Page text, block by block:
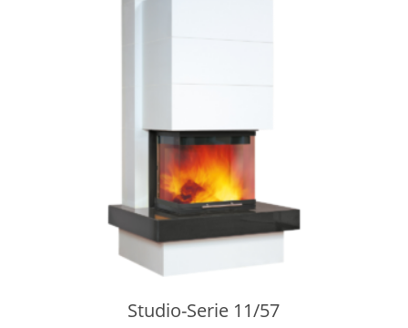
Studio-Serie 11/57